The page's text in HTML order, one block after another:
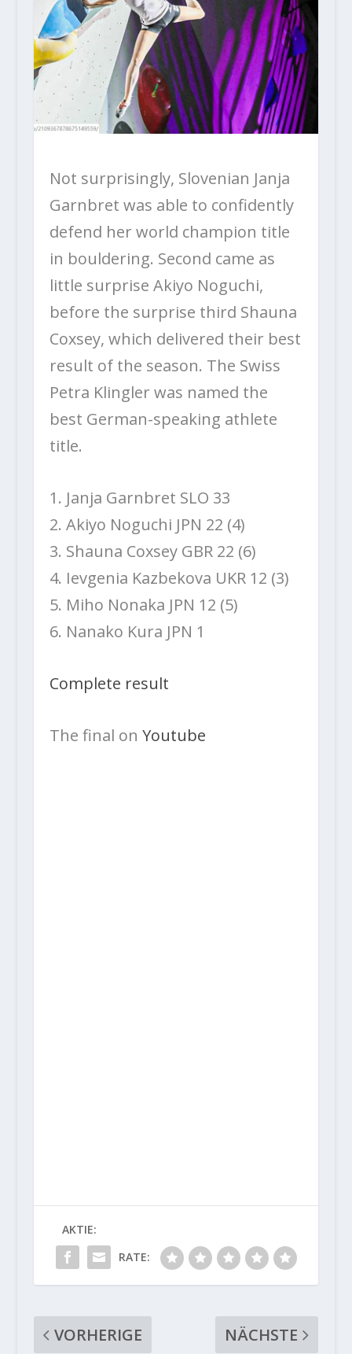
Not surprisingly, Slovenian Janja
Garnbret was able to confidently
defend her world champion title
in bouldering. Second came as
little surprise Akiyo Noguchi,
before the surprise third Shauna
Coxsey, which delivered their best
result of the season. The Swiss
Petra Klingler was named the
best German-speaking athlete
title.
1. Janja Garnbret SLO 33
2. Akiyo Noguchi JPN 22 (4)
3. Shauna Coxsey GBR 22 (6)
4. Ievgenia Kazbekova UKR 12 (3)
5. Miho Nonaka JPN 12 (5)
6. Nanako Kura JPN 1
Complete result
The final on Youtube
AKTIE:
RATE:
VORHERIGE NÄCHSTE